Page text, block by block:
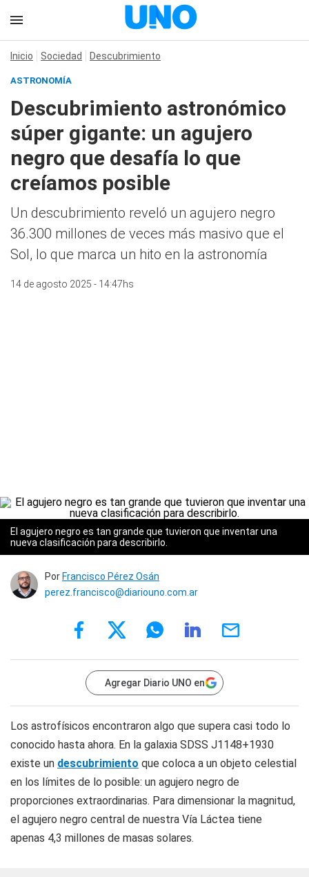
Inicio Sociedad Descubrimiento
ASTRONOMÍA
Descubrimiento astronómico
súper gigante: un agujero
negro que desafía lo que
creíamos posible
Un descubrimiento reveló un agujero negro
36.300 millones de veces más masivo que el
Sol, lo que marca un hito en la astronomía
14 de agosto 2025 - 14:47hs
El agujero negro es tan grande que tuvieron que inventar una
nueva clasificación para describirlo.
Por Francisco Pérez Osán
perez.francisco@diariouno.com.ar
Agregar Diario UNO en
Los astrofísicos encontraron algo que supera casi todo lo
conocido hasta ahora. En la galaxia SDSS J1148+1930
existe un descubrimiento que coloca a un objeto celestial
en los límites de lo posible: un agujero negro de
proporciones extraordinarias. Para dimensionar la magnitud,
el agujero negro central de nuestra Vía Láctea tiene
apenas 4,3 millones de masas solares.